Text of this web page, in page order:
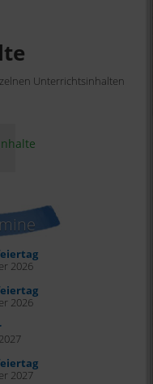
Unterrichtsinhalten
2026
2026
2027